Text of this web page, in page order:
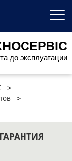
до эксплуатации